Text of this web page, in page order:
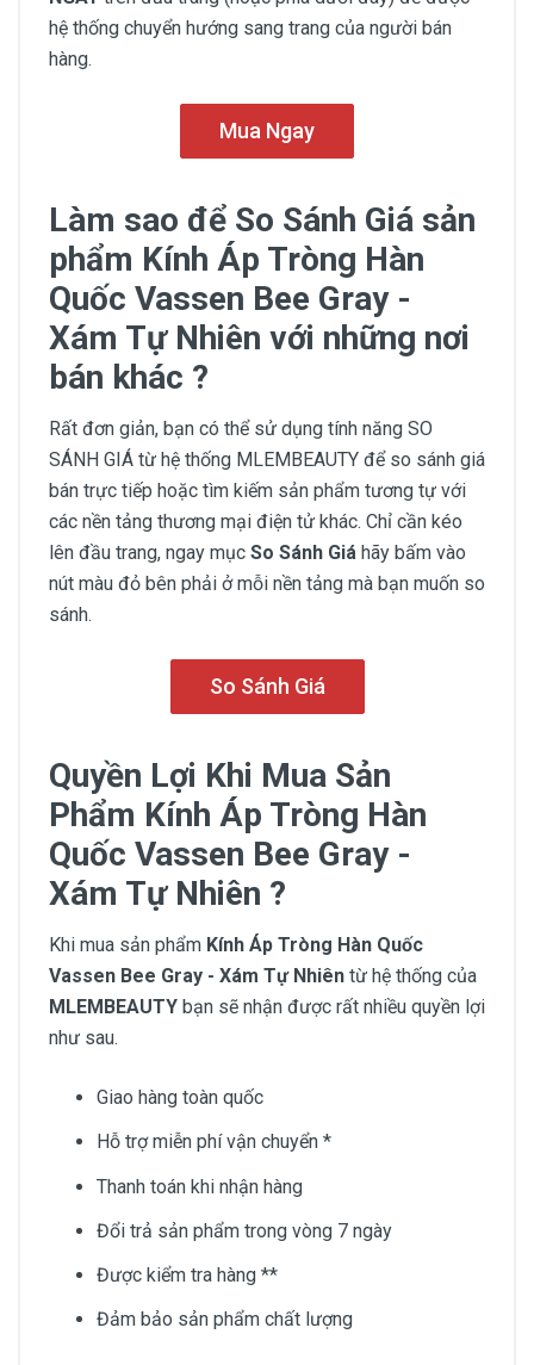
hệ thống chuyển hướng sang trang của người bán
hàng.
Mua Ngay
Làm sao để So Sánh Giá sản
phẩm Kính Áp Tròng Hàn
Quốc Vassen Bee Gray -
Xám Tự Nhiên với những nơi
bán khác ?
Rất đơn giản, bạn có thể sử dụng tính năng SO
SÁNH GIÁ từ hệ thống MLEMBEAUTY để so sánh giá
bán trực tiếp hoặc tìm kiếm sản phẩm tương tự với
các nền tảng thương mại điện tử khác. Chỉ cần kéo
lên đầu trang, ngay mục So Sánh Giá hãy bấm vào
nút màu đỏ bên phải ở mỗi nền tảng mà bạn muốn so
sánh.
So Sánh Giá
Quyền Lợi Khi Mua Sản
Phẩm Kính Áp Tròng Hàn
Quốc Vassen Bee Gray -
Xám Tự Nhiên ?
Khi mua sản phẩm Kính Áp Tròng Hàn Quốc
Vassen Bee Gray - Xám Tự Nhiên từ hệ thống của
MLEMBEAUTY bạn sẽ nhận được rất nhiều quyền lợi
như sau.
Giao hàng toàn quốc
Hỗ trợ miễn phí vận chuyển *
Thanh toán khi nhận hàng
Đổi trả sản phẩm trong vòng 7 ngày
Được kiểm tra hàng **
Đảm bảo sản phẩm chất lượng